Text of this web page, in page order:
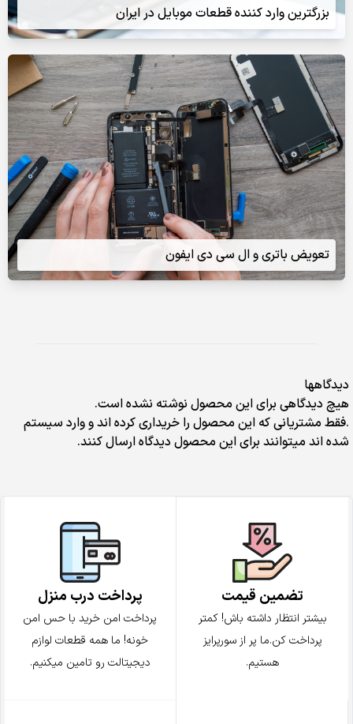
بزرگترین وارد کننده قطعات موبایل در ایران
تعویض باتری و ال سی دی ایفون
دیدگاهها
هیچ دیدگاهی برای این محصول نوشته نشده است.
.فقط مشتریانی که این محصول را خریداری کرده اند و وارد سیستم
شده اند میتوانند برای این محصول دیدگاه ارسال کنند.
تضمین قیمت
بیشتر انتظار داشته باش! کمتر
پرداخت کن.ما پر از سورپرایز
هستیم.
پرداخت درب منزل
پرداخت امن خرید با حس امن
خونه! ما همه قطعات لوازم
دیجیتالت رو تامین میکنیم.